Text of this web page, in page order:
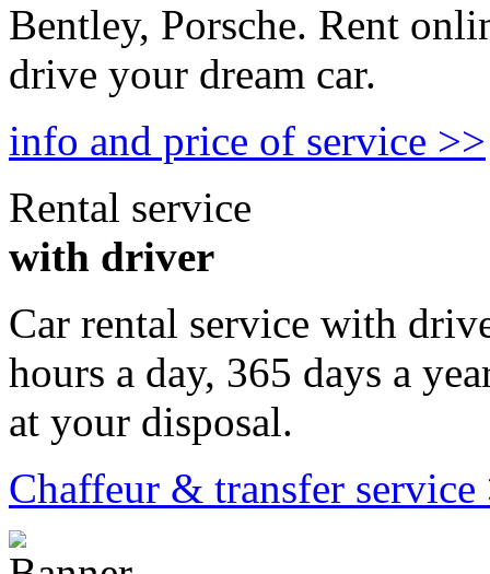
Bentley, Porsche. Rent
drive your dream car.
info and price of service >>
Rental service
with driver
Car rental service with
hours a day, 365 days a
at your disposal.
Chaffeur & transfer service